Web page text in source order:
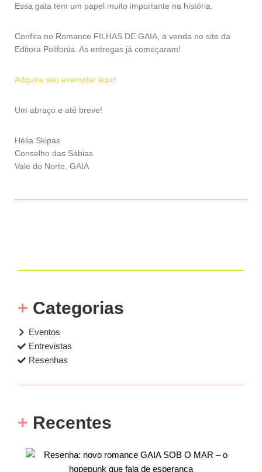
Essa gata tem um papel muito importante na história.
Confira no Romance FILHAS DE GAIA, à venda no site da
Editora Polifonia. As entregas já começaram!
Adquira seu exemplar aqui!
Um abraço e até breve!
Hélia Skipas
Conselho das Sábias
Vale do Norte, GAIA
+ Categorias
Eventos
Entrevistas
Resenhas
+ Recentes